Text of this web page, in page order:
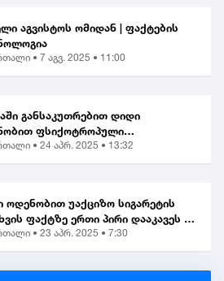
აგვისტოს ომიდან | ფაქტების
• 7 აგვ. 2025 • 11:00
განსაკუთრებით დიდი
ფსიქოტროპული
შეძენა-შენახვისა და
• 24 აპრ. 2025 • 13:32
ოდენობით უაქციზო სიგარეტის
ფაქტზე ერთი პირი დააკავეს |
• 23 აპრ. 2025 • 7:30